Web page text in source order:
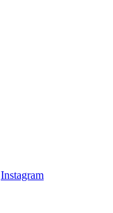
Instagram